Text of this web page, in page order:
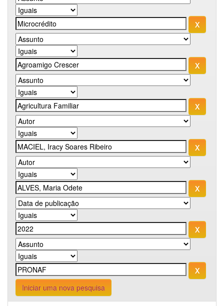
Iniciar uma nova pesquisa